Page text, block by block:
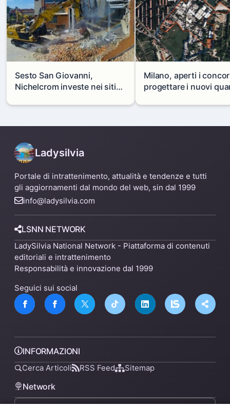
Sesto San Giovanni,
Nichelcrom investe nei siti
capannone per fare spazio a
Milano, aperti i
progettare i nuovi
Mare
Ladysilvia
Portale di intrattenimento, attualità e tendenze e tutti
gli aggiornamenti dal mondo del web, sin dal 1999
info@ladysilvia.com
LSNN NETWORK
LadySilvia National Network - Piattaforma di contenuti
editoriali e intrattenimento
Responsabilità e innovazione dal 1999
Seguici sui social
INFORMAZIONI
Cerca Articoli RSS Feed Sitemap
Network